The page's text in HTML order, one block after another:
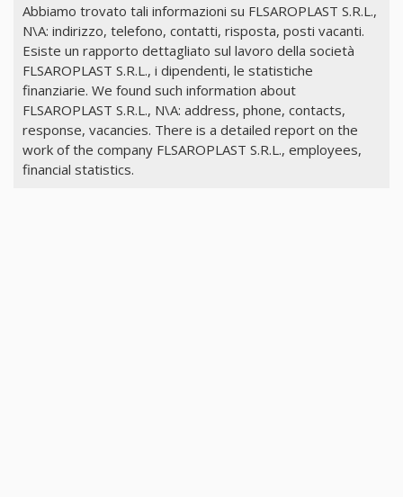
Abbiamo trovato tali informazioni su FLSAROPLAST S.R.L.,
N\A: indirizzo, telefono, contatti, risposta, posti vacanti.
Esiste un rapporto dettagliato sul lavoro della società
FLSAROPLAST S.R.L., i dipendenti, le statistiche
finanziarie. We found such information about
FLSAROPLAST S.R.L., N\A: address, phone, contacts,
response, vacancies. There is a detailed report on the
work of the company FLSAROPLAST S.R.L., employees,
financial statistics.